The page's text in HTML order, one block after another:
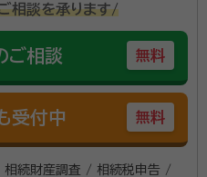
相談を承ります/
ご相談 無料
受付中 無料
続財産調査 / 相続税申告 /